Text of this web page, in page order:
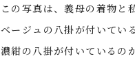
この写真は、義母の着物と
ベージュの八掛が付いてい
濃紺の八掛が付いているの